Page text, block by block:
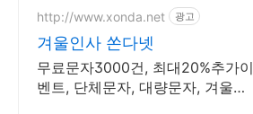
http://www.xonda.net 광고
겨울인사 쏜다넷
무료문자3000건, 최대20%추가이
벤트, 단체문자, 대량문자, 겨울인